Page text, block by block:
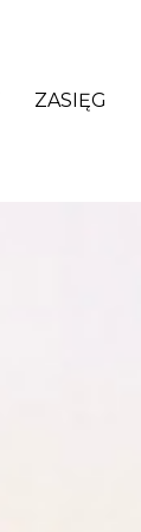
ZASIĘG